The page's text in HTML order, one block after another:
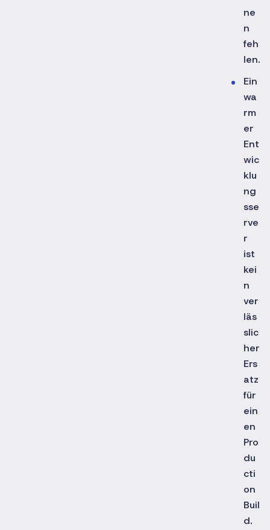
ne
n
feh
len.
Ein
wa
rm
er
Ent
wic
klu
ng
sse
rve
r
ist
kei
n
ver
läs
slic
her
Ers
atz
für
ein
en
Pro
du
cti
on
Buil
d.